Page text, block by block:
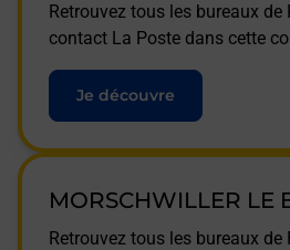
Retrouvez tous les bureaux
contact La Poste dans cette
Je découvre
MORSCHWILLER LE
Retrouvez tous les bureaux